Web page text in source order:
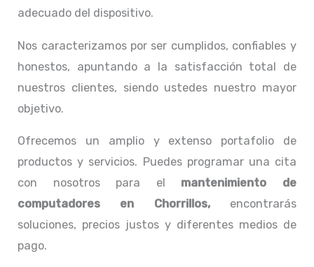
adecuado del dispositivo.
Nos caracterizamos por ser cumplidos, confiables y
honestos, apuntando a la satisfacción total de
nuestros clientes, siendo ustedes nuestro mayor
objetivo.
Ofrecemos un amplio y extenso portafolio de
productos y servicios. Puedes programar una cita
con nosotros para el mantenimiento de
computadores en Chorrillos, encontrarás
soluciones, precios justos y diferentes medios de
pago.